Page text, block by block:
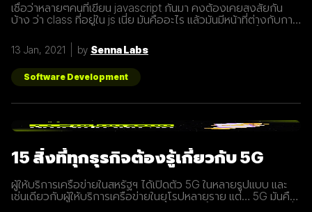
เชื่อว่าหลายๆคนที่เขียน javascript กันมา คงต้องเคยสงสัยกัน
บ้าง ว่า class ที่อยู่ใน js เนี่ย มันคืออะไร แล้วมันมีหน้าที่ต่างกับการ
กว่า class เปรียบเสมือนกับ blueprint หรือแบบพิมพ์เขียว ที่
สามารถนำไปสร้างเป็นสิ่งของ( object ) ตาม blueprint หรือแบบ
พิมพ์เขียว( class ) นั้นๆได้ โดยภายใน class
13 Jan, 2021 by Senna Labs
Software Development
15 สิ่งที่ทุกธุรกิจต้องรู้เกี่ยวกับ 5G
ผู้ให้บริการเครือข่ายในสหรัฐฯ ได้เปิดตัว 5G ในหลายรูปแบบ และ
เช่นเดียวกับผู้ให้บริการเครือข่ายในยุโรปหลายราย แต่… 5G มันคือ